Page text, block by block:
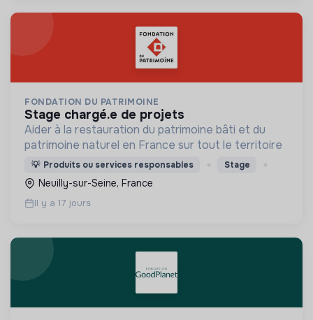
FONDATION DU PATRIMOINE
stage chargé.e de projets
Aider à la restauration du patrimoine bâti et du
patrimoine naturel en France sur tout le territoire
💡 Produits ou services responsables Stage
Neuilly-sur-Seine, France
Il y a 17 jours